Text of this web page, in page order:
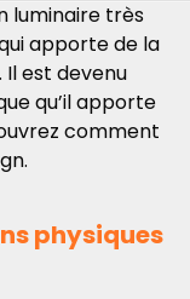
luminaire très
apporte de la
Il est devenu
qu’il apporte
comment
physiques